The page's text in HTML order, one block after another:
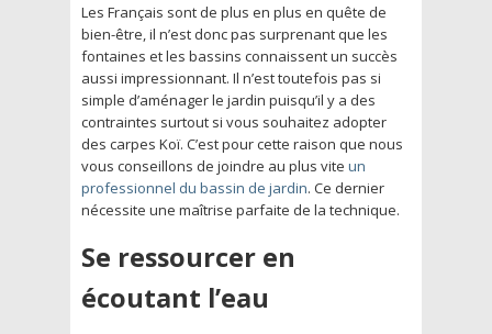
Les Français sont de plus en plus en quête de
bien-être, il n’est donc pas surprenant que les
fontaines et les bassins connaissent un succès
aussi impressionnant. Il n’est toutefois pas si
simple d’aménager le jardin puisqu’il y a des
contraintes surtout si vous souhaitez adopter
des carpes Koï. C’est pour cette raison que nous
vous conseillons de joindre au plus vite un
professionnel du bassin de jardin. Ce dernier
nécessite une maîtrise parfaite de la technique.
Se ressourcer en
écoutant l’eau